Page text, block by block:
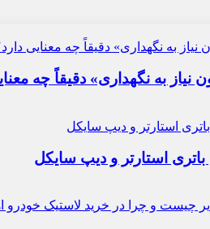
نیاز به نگهداری» دقیقاً چه
استارتر و دیپ سایکل